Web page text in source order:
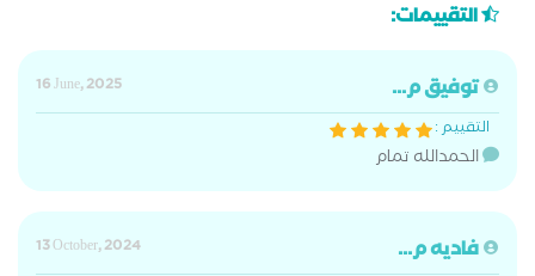
التقييمات:
توفيق م...
16 June, 2025
التقييم :
الحمدالله تمام
فاديه م...
13 October, 2024